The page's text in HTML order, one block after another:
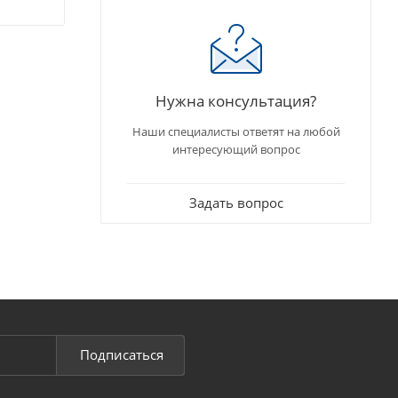
Нужна консультация?
Наши специалисты ответят на любой
интересующий вопрос
Задать вопрос
Подписаться